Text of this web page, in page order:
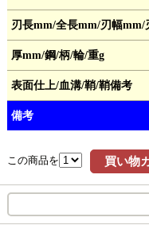
刃長mm/全長mm/刃幅mm/
厚mm/鋼/柄/輪/重g
表面仕上/血溝/鞘/鞘備考
備考
この商品を 買い物